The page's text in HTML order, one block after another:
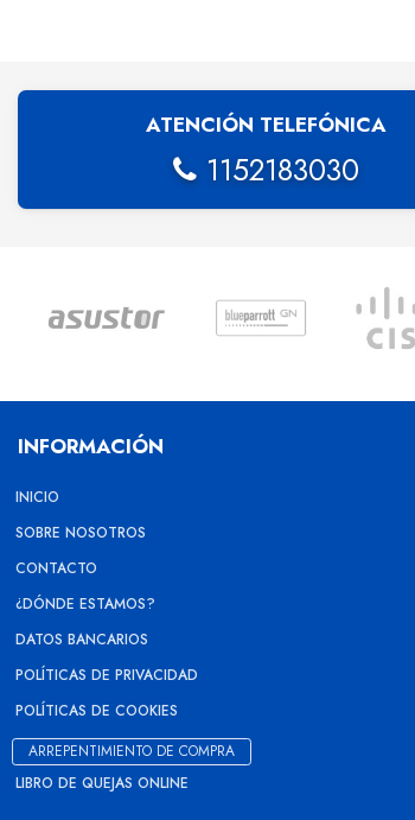
ATENCIÓN TELEFÓNICA
1152183030
INFORMACIÓN
INICIO
SOBRE NOSOTROS
CONTACTO
¿DÓNDE ESTAMOS?
DATOS BANCARIOS
POLÍTICAS DE PRIVACIDAD
POLÍTICAS DE COOKIES
ARREPENTIMIENTO DE COMPRA
LIBRO DE QUEJAS ONLINE